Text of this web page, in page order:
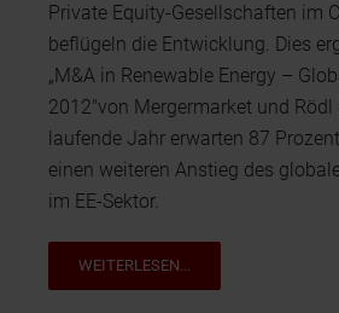
Private Equity-Gesellschaften im
beflügeln die Entwicklung. Dies
„M&A in Renewable Energy –
2012"von Mergermarket und Rödl
laufende Jahr erwarten 87
einen weiteren Anstieg des
im EE-Sektor.
WEITERLESEN...